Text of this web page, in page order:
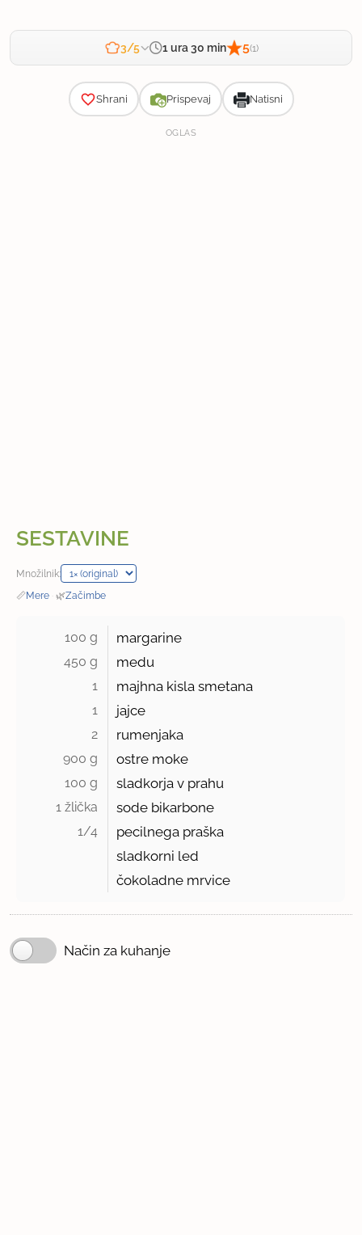
3/5 1 ura 30 min 5(1)
Shrani Prispevaj Natisni
OGLAS
SESTAVINE
Množilnik:
📏Mere · 🌿Začimbe
100 g margarine
450 g medu
1 majhna kisla smetana
1 jajce
2 rumenjaka
900 g ostre moke
100 g sladkorja v prahu
1 žlička sode bikarbone
1/4
pecilnega praška
sladkorni led
čokoladne mrvice
Način za kuhanje